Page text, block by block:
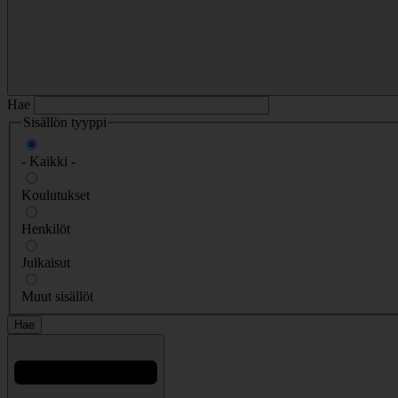
Hae
Sisällön tyyppi
- Kaikki -
Koulutukset
Henkilöt
Julkaisut
Muut sisällöt